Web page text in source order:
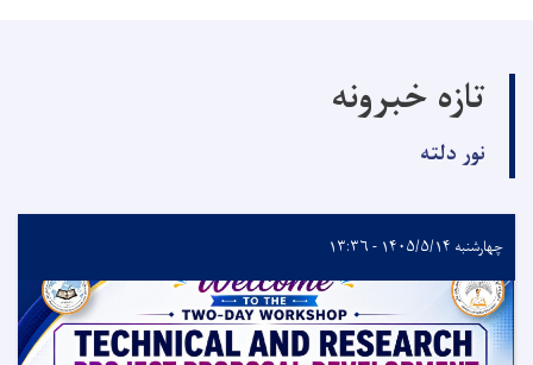
تازه خبرونه
نور دلته
چهارشنبه ۱۴۰۵/۵/۱۴ - ۱۳:۳۶